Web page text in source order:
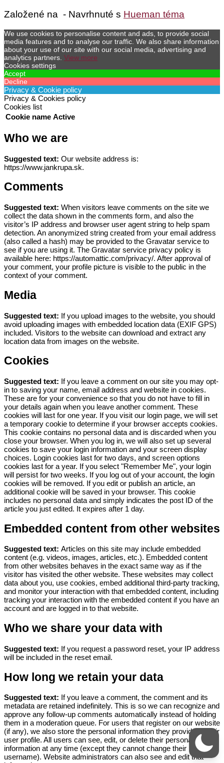
Založené na - Navrhnuté s Hueman téma
We use cookies to personalise content and ads, to provide social
media features and to analyse our traffic. We also share information
about your use of our site with our social media, advertising and
analytics partners. View more
Cookies settings
Accept
Decline
Privacy & Cookie policy
Privacy & Cookies policy
Cookies list
Cookie name Active
Who we are
Suggested text: Our website address is:
https://www.jankrupa.sk.
Comments
Suggested text: When visitors leave comments on the site we
collect the data shown in the comments form, and also the
visitor’s IP address and browser user agent string to help spam
detection. An anonymized string created from your email address
(also called a hash) may be provided to the Gravatar service to
see if you are using it. The Gravatar service privacy policy is
available here: https://automattic.com/privacy/. After approval of
your comment, your profile picture is visible to the public in the
context of your comment.
Media
Suggested text: If you upload images to the website, you should
avoid uploading images with embedded location data (EXIF GPS)
included. Visitors to the website can download and extract any
location data from images on the website.
Cookies
Suggested text: If you leave a comment on our site you may opt-
in to saving your name, email address and website in cookies.
These are for your convenience so that you do not have to fill in
your details again when you leave another comment. These
cookies will last for one year. If you visit our login page, we will set
a temporary cookie to determine if your browser accepts cookies.
This cookie contains no personal data and is discarded when you
close your browser. When you log in, we will also set up several
cookies to save your login information and your screen display
choices. Login cookies last for two days, and screen options
cookies last for a year. If you select "Remember Me", your login
will persist for two weeks. If you log out of your account, the login
cookies will be removed. If you edit or publish an article, an
additional cookie will be saved in your browser. This cookie
includes no personal data and simply indicates the post ID of the
article you just edited. It expires after 1 day.
Embedded content from other websites
Suggested text: Articles on this site may include embedded
content (e.g. videos, images, articles, etc.). Embedded content
from other websites behaves in the exact same way as if the
visitor has visited the other website. These websites may collect
data about you, use cookies, embed additional third-party tracking,
and monitor your interaction with that embedded content, including
tracking your interaction with the embedded content if you have an
account and are logged in to that website.
Who we share your data with
Suggested text: If you request a password reset, your IP address
will be included in the reset email.
How long we retain your data
Suggested text: If you leave a comment, the comment and its
metadata are retained indefinitely. This is so we can recognize and
approve any follow-up comments automatically instead of holding
them in a moderation queue. For users that register on our website
(if any), we also store the personal information they provide in their
user profile. All users can see, edit, or delete their personal
information at any time (except they cannot change their
username). Website administrators can also see and edit that